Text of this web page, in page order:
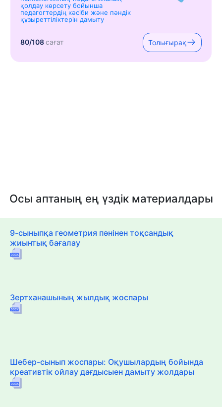
қолдау көрсету бойынша
педагогтердің кәсіби және пәндік
құзыреттіліктерін дамыту
80/108сағат Толығырақ
Осы аптаның ең үздік материалдары
9-сыныпқа геометрия пәнінен тоқсандық
жиынтық бағалау
Зертханашының жылдық жоспары
Шебер-сынып жоспары: Оқушылардың бойында
креативтік ойлау дағдысыен дамыту жолдары